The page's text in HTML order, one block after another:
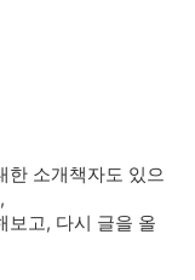
한 소개책자도 있으
보고, 다시 글을 올